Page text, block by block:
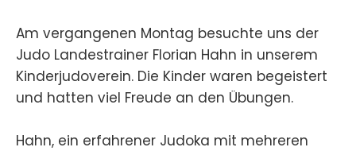
Am vergangenen Montag besuchte uns der
Judo Landestrainer Florian Hahn in unserem
Kinderjudoverein. Die Kinder waren begeistert
und hatten viel Freude an den Übungen.
Hahn, ein erfahrener Judoka mit mehreren